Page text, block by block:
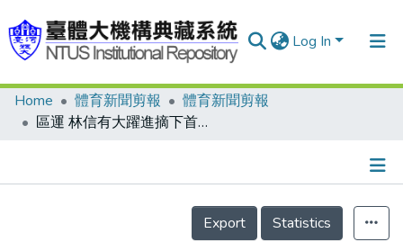
Log In
Communities & Collections
Home 體育新聞剪報
體育新聞剪報
區運 林信有大躍進摘下首面金牌 男子1千公尺個人計時賽 1分11秒245擊敗李福祥、高漢懋 女子組強弱明顯 楊秀珍如願封后/要命的戶籍謄本 缺這一紙文件資格被取消 周宗德、林文進望車興嘆/金牌心聲 林信有:朝國際車壇進軍 楊秀珍封后細訴3心願/自由車選手取消資格 足資警惕 新制區運 提醒你注意事項/男子4000公尺 扳回顏面 林文進、周宗德資格賽分列1、2/棒球 台中市談笑用兵 輕取澎湖縣 今迎戰台北縣是場硬仗
Details
Export
Statistics